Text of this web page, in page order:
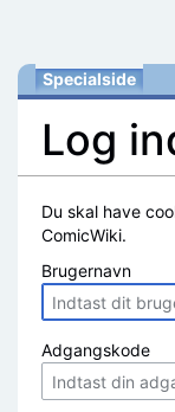
Specialside
Log
Du skal have
ComicWiki.
Brugernavn
Adgangskode